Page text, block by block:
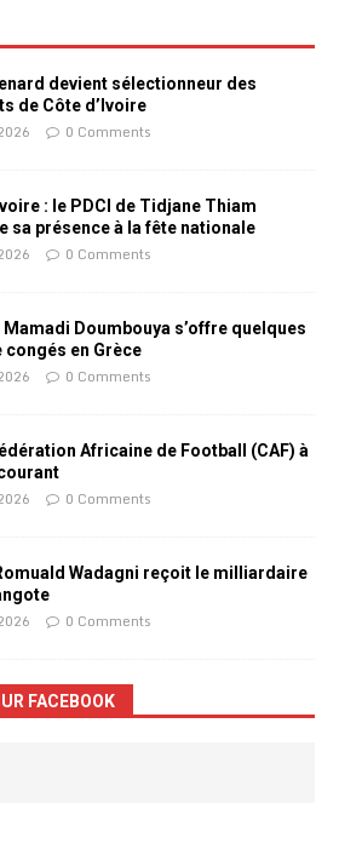
devient sélectionneur des
de Côte d’Ivoire
0 Comments
: le PDCI de Tidjane Thiam
sa présence à la fête nationale
0 Comments
Mamadi Doumbouya s’offre quelques
congés en Grèce
0 Comments
Africaine de Football (CAF) à
0 Comments
Wadagni reçoit le milliardaire
0 Comments
FACEBOOK